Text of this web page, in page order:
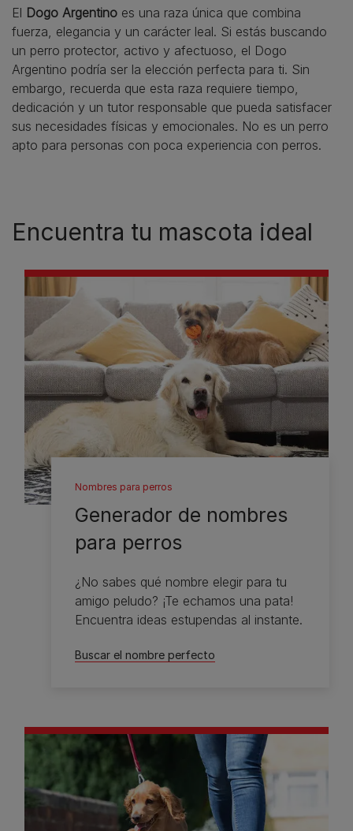
El Dogo Argentino es una raza única que combina
fuerza, elegancia y un carácter leal. Si estás buscando
un perro protector, activo y afectuoso, el Dogo
Argentino podría ser la elección perfecta para ti. Sin
embargo, recuerda que esta raza requiere tiempo,
dedicación y un tutor responsable que pueda satisfacer
sus necesidades físicas y emocionales. No es un perro
apto para personas con poca experiencia con perros.
Encuentra tu mascota ideal
Nombres para perros
Generador de nombres
para perros
¿No sabes qué nombre elegir para tu
amigo peludo? ¡Te echamos una pata!
Encuentra ideas estupendas al instante.
Buscar el nombre perfecto